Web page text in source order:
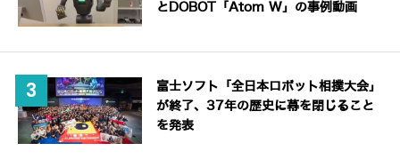
とDOBOT「Atom W」の事例動画
富士ソフト「全日本ロボット相撲大会」
が終了、37年の歴史に幕を閉じること
を発表